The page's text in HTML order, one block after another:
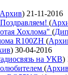
Архив) 21-11-2016
(
Хохлома" (
R100ZH (
) 30-04-2016
на УКВ)
(Архив